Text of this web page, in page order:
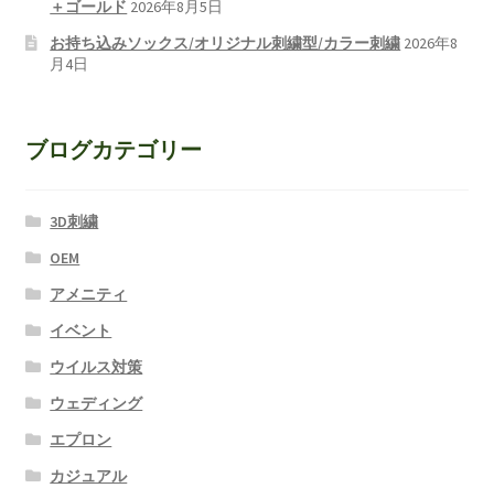
＋ゴールド 2026年8月5日
お持ち込みソックス/オリジナル刺繍型/カラー刺繍 2026年8
月4日
ブログカテゴリー
3D刺繍
OEM
アメニティ
イベント
ウイルス対策
ウェディング
エプロン
カジュアル